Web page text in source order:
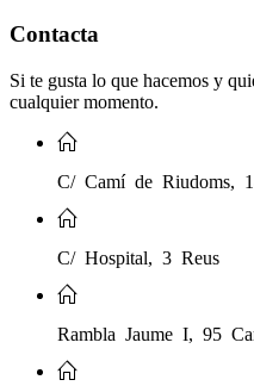
Contacta
Si te gusta lo que hacemos y
cualquier momento.
C/ Camí de Riudoms,
C/ Hospital, 3 Reus
Rambla Jaume I, 95